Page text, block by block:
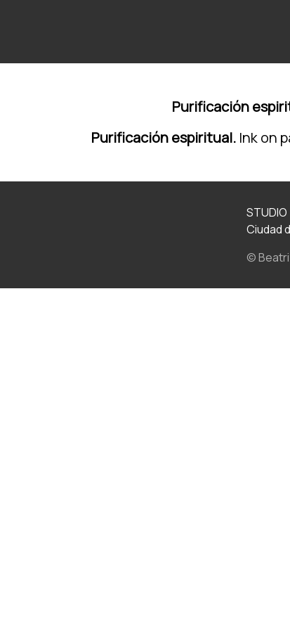
Purificación
Purificación espiritual.Ink on
STUDIO
Ciudad
©